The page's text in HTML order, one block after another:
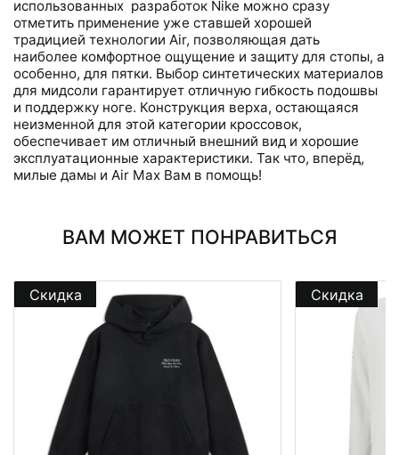
использованных разработок Nike можно сразу
отметить применение уже ставшей хорошей
традицией технологии Air, позволяющая дать
наиболее комфортное ощущение и защиту для стопы, а
особенно, для пятки. Выбор синтетических материалов
для мидсоли гарантирует отличную гибкость подошвы
и поддержку ноге. Конструкция верха, остающаяся
неизменной для этой категории кроссовок,
обеспечивает им отличный внешний вид и хорошие
эксплуатационные характеристики. Так что, вперёд,
милые дамы и Air Max Вам в помощь!
ВАМ МОЖЕТ ПОНРАВИТЬСЯ
Скидка Скидка